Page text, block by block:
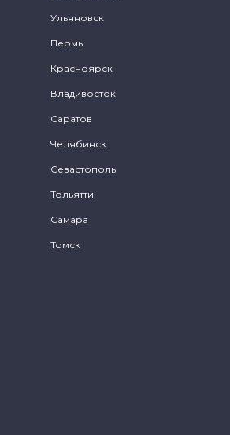
Ульяновск
Пермь
Красноярск
Владивосток
Саратов
Челябинск
Севастополь
Тольятти
Самара
Томск